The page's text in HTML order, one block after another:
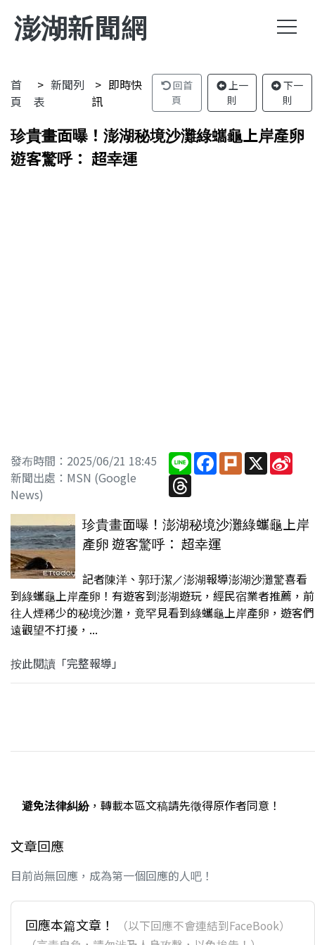
澎湖新聞網
首
頁
新聞列
表
即時快
訊
回首
頁
上一
則
下一
則
珍貴畫面曝！澎湖秘境沙灘綠蠵龜上岸產卵
遊客驚呼： 超幸運
發布時間：2025/06/21 18:45
新聞出處：MSN (Google
News)
Line Facebook
PlurkX
Threads
珍貴畫面曝！澎湖秘境沙灘綠蠵龜上岸
產卵 遊客驚呼： 超幸運
記者陳洋、郭玗潔／澎湖報導澎湖沙灘驚喜看
到綠蠵龜上岸產卵！有遊客到澎湖遊玩，經民宿業者推薦，前
往人煙稀少的秘境沙灘，竟罕見看到綠蠵龜上岸產卵，遊客們
遠觀望不打擾，...
按此閱讀「完整報導」
避免法律糾紛，轉載本區文稿請先徵得原作者同意！
文章回應
目前尚無回應，成為第一個回應的人吧！
回應本篇文章！
（以下回應不會連結到FaceBook）